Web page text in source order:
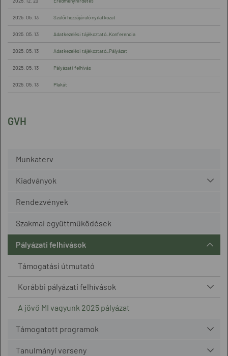
GVH
Munkaterv
Kiadványok
Rendezvények
Szakmai együttműködések
Pályázati felhívások
Támogatási útmutató
Korábbi pályázati felhívások
A jövő MI vagyunk 2025 pályázat
Támogatott programok
Tanulmányi verseny
2025. 05. 13 Szülői hozzájáruló nyilatkozat
2025. 05. 13 Adatkezelési tájékoztató_Konferencia
2025. 05. 13 Adatkezelési tájékoztató_Pályázat
2025. 05. 13 Pályázati felhívás
2025. 05. 13 Plakát